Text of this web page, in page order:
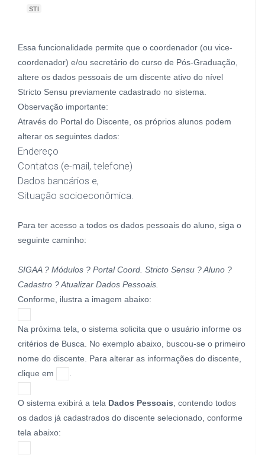
STI
Essa funcionalidade permite que o coordenador (ou vice-
coordenador) e/ou secretário do curso de Pós-Graduação,
altere os dados pessoais de um discente ativo do nível
Stricto Sensu previamente cadastrado no sistema.
Observação importante:
Através do Portal do Discente, os próprios alunos podem
alterar os seguintes dados:
Endereço
Contatos (e-mail, telefone)
Dados bancários e,
Situação socioeconômica.
Para ter acesso a todos os dados pessoais do aluno, siga o
seguinte caminho:
SIGAA ? Módulos ? Portal Coord. Stricto Sensu ? Aluno ?
Cadastro ? Atualizar Dados Pessoais.
Conforme, ilustra a imagem abaixo:
Na próxima tela, o sistema solicita que o usuário informe os
critérios de Busca. No exemplo abaixo, buscou-se o primeiro
nome do discente. Para alterar as informações do discente,
clique em
O sistema exibirá a tela Dados Pessoais , contendo todos
os dados já cadastrados do discente selecionado, conforme
tela abaixo: